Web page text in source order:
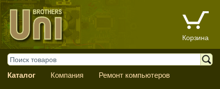
Корзина
Каталог Компания Ремонт компьютеров